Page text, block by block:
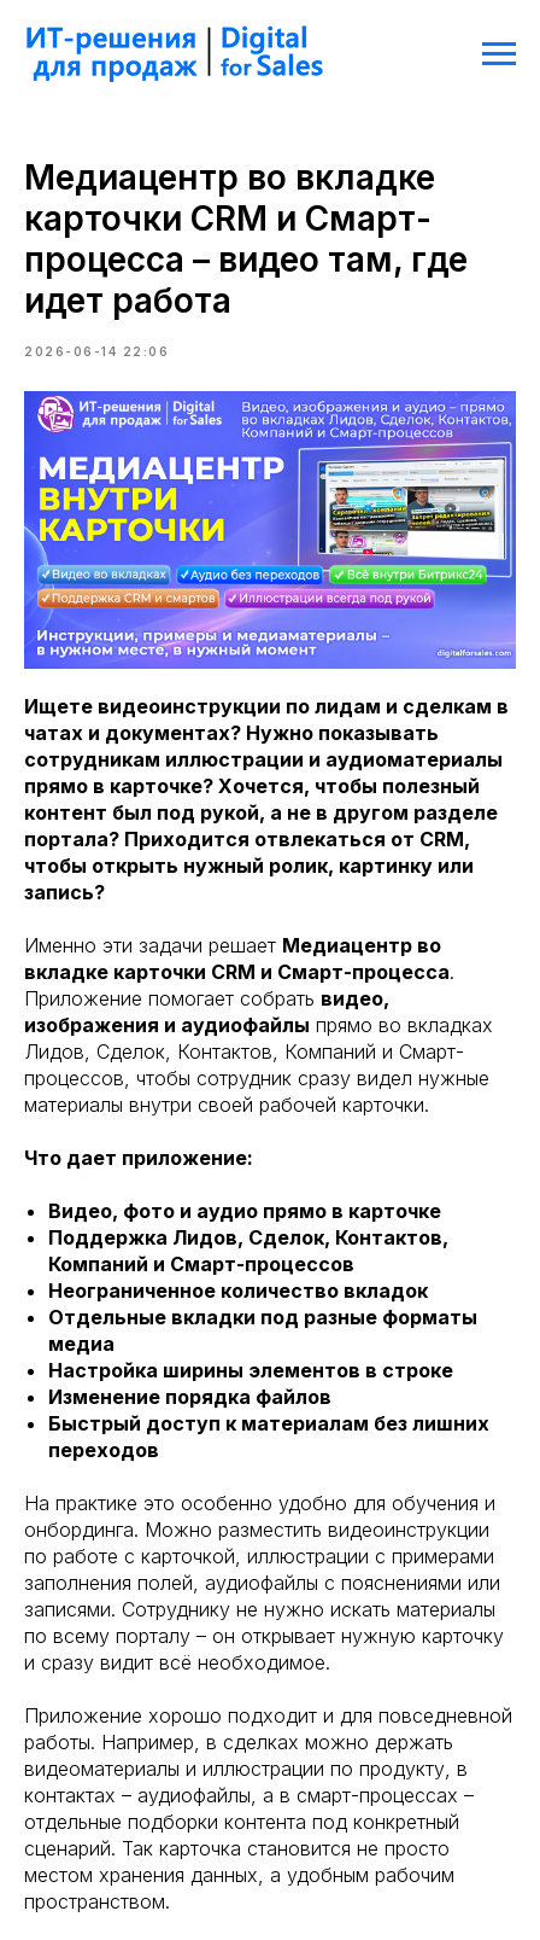
Медиацентр во вкладке
карточки CRM и Смарт-
процесса – видео там, где
идет работа
2026-06-14 22:06
Ищете видеоинструкции по лидам и сделкам в
чатах и документах? Нужно показывать
сотрудникам иллюстрации и аудиоматериалы
прямо в карточке? Хочется, чтобы полезный
контент был под рукой, а не в другом разделе
портала? Приходится отвлекаться от CRM,
чтобы открыть нужный ролик, картинку или
запись?
Именно эти задачи решает Медиацентр во
вкладке карточки CRM и Смарт-процесса.
Приложение помогает собрать видео,
изображения и аудиофайлы прямо во вкладках
Лидов, Сделок, Контактов, Компаний и Смарт-
процессов, чтобы сотрудник сразу видел нужные
материалы внутри своей рабочей карточки.
Что дает приложение:
Видео, фото и аудио прямо в карточке
Поддержка Лидов, Сделок, Контактов,
Компаний и Смарт-процессов
Неограниченное количество вкладок
Отдельные вкладки под разные форматы
медиа
Настройка ширины элементов в строке
Изменение порядка файлов
Быстрый доступ к материалам без лишних
переходов
На практике это особенно удобно для обучения и
онбординга. Можно разместить видеоинструкции
по работе с карточкой, иллюстрации с примерами
заполнения полей, аудиофайлы с пояснениями или
записями. Сотруднику не нужно искать материалы
по всему порталу – он открывает нужную карточку
и сразу видит всё необходимое.
Приложение хорошо подходит и для повседневной
работы. Например, в сделках можно держать
видеоматериалы и иллюстрации по продукту, в
контактах – аудиофайлы, а в смарт-процессах –
отдельные подборки контента под конкретный
сценарий. Так карточка становится не просто
местом хранения данных, а удобным рабочим
пространством.